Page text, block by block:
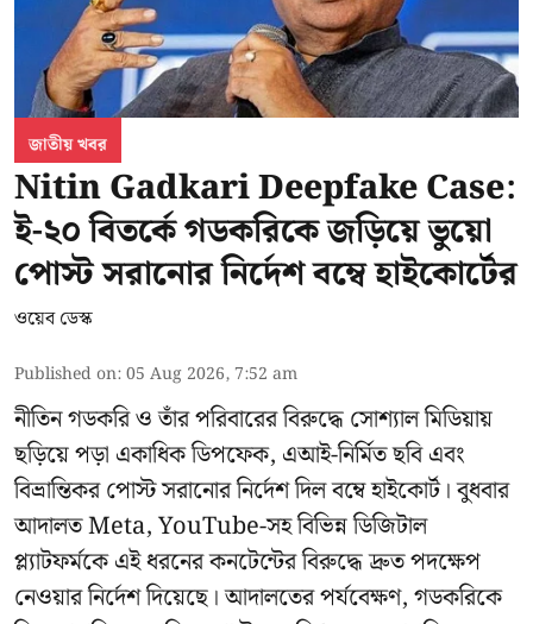
জাতীয় খবর
Nitin Gadkari Deepfake Case:
ই-২০ বিতর্কে গডকরিকে জড়িয়ে ভুয়ো
পোস্ট সরানোর নির্দেশ বম্বে হাইকোর্টের
ওয়েব ডেস্ক
Published on:05 Aug 2026, 7:52 am
নীতিন গডকরি ও তাঁর পরিবারের বিরুদ্ধে সোশ্যাল মিডিয়ায়
ছড়িয়ে পড়া একাধিক ডিপফেক, এআই-নির্মিত ছবি এবং
বিভ্রান্তিকর পোস্ট সরানোর নির্দেশ দিল বম্বে হাইকোর্ট। বুধবার
আদালত Meta, YouTube-সহ বিভিন্ন ডিজিটাল
প্ল্যাটফর্মকে এই ধরনের কনটেন্টের বিরুদ্ধে দ্রুত পদক্ষেপ
নেওয়ার নির্দেশ দিয়েছে। আদালতের পর্যবেক্ষণ, গডকরিকে